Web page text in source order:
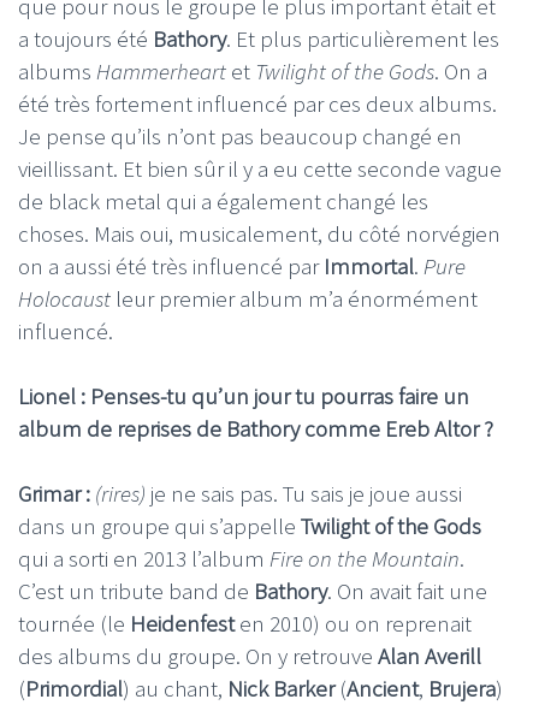
que pour nous le groupe le plus important était et
a toujours été Bathory. Et plus particulièrement les
albums Hammerheart et Twilight of the Gods. On a
été très fortement influencé par ces deux albums.
Je pense qu’ils n’ont pas beaucoup changé en
vieillissant. Et bien sûr il y a eu cette seconde vague
de black metal qui a également changé les
choses. Mais oui, musicalement, du côté norvégien
on a aussi été très influencé par Immortal. Pure
Holocaust leur premier album m’a énormément
influencé.
Lionel : Penses-tu qu’un jour tu pourras faire un
album de reprises de Bathory comme Ereb Altor ?
Grimar : (rires) je ne sais pas. Tu sais je joue aussi
dans un groupe qui s’appelle Twilight of the Gods
qui a sorti en 2013 l’album Fire on the Mountain.
C’est un tribute band de Bathory. On avait fait une
tournée (le Heidenfesten 2010) ou on reprenait
des albums du groupe. On y retrouve Alan Averill
(Primordial) au chant, Nick Barker(Ancient, Brujera)